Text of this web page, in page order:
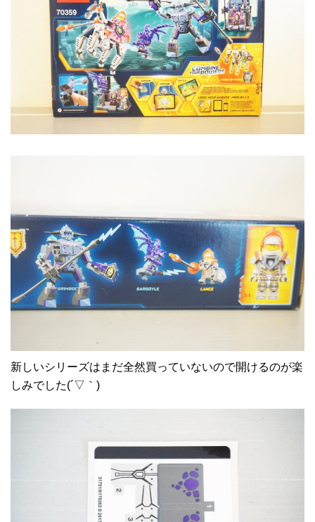
新しいシリーズはまだ全然買っていないので開けるのが楽
しみでした(´▽｀)